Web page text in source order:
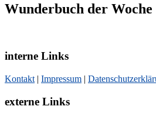
Wunderbuch der Woche
interne Links
Kontakt | Impressum |
externe Links